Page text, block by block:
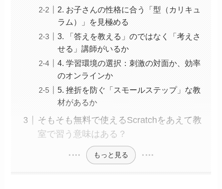
2. お子さんの性格に合う「型（カリキュ
ラム）」を見極める
3. 「答えを教える」のではなく「考えさ
せる」講師がいるか
4. 学習環境の選択：刺激の対面か、効率
のオンラインか
5. 挫折を防ぐ「スモールステップ」な教
材があるか
そもそも無料で使えるScratchをあえて教
室で習う意味はある？
もっと見る